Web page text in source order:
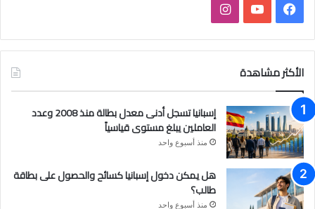
فيسبوكيوتيوبانستقرام
الأكثر مشاهدة
إسبانيا تسجل أدنى معدل بطالة منذ 2008 وعدد
العاملين يبلغ مستوى قياسياً
منذ أسبوع واحد
هل يمكن دخول إسبانيا كسائح والحصول على بطاقة
طالب؟
منذ أسبوع واحد